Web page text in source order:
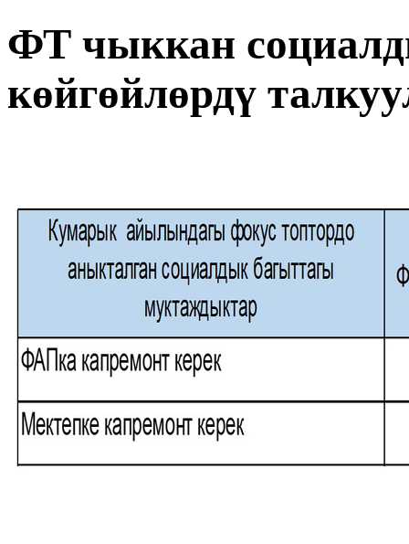
ФТ чыккан
көйгөйлөрдү